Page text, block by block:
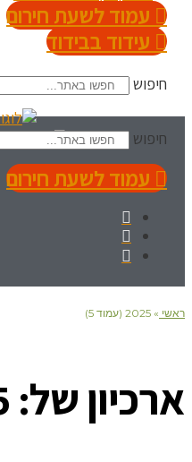
עמוד לשעת חירום
עידוד בבידוד
חיפוש
חיפוש
עמוד לשעת חירום
ראשי » 2025 (עמוד 5)
ארכיון של: